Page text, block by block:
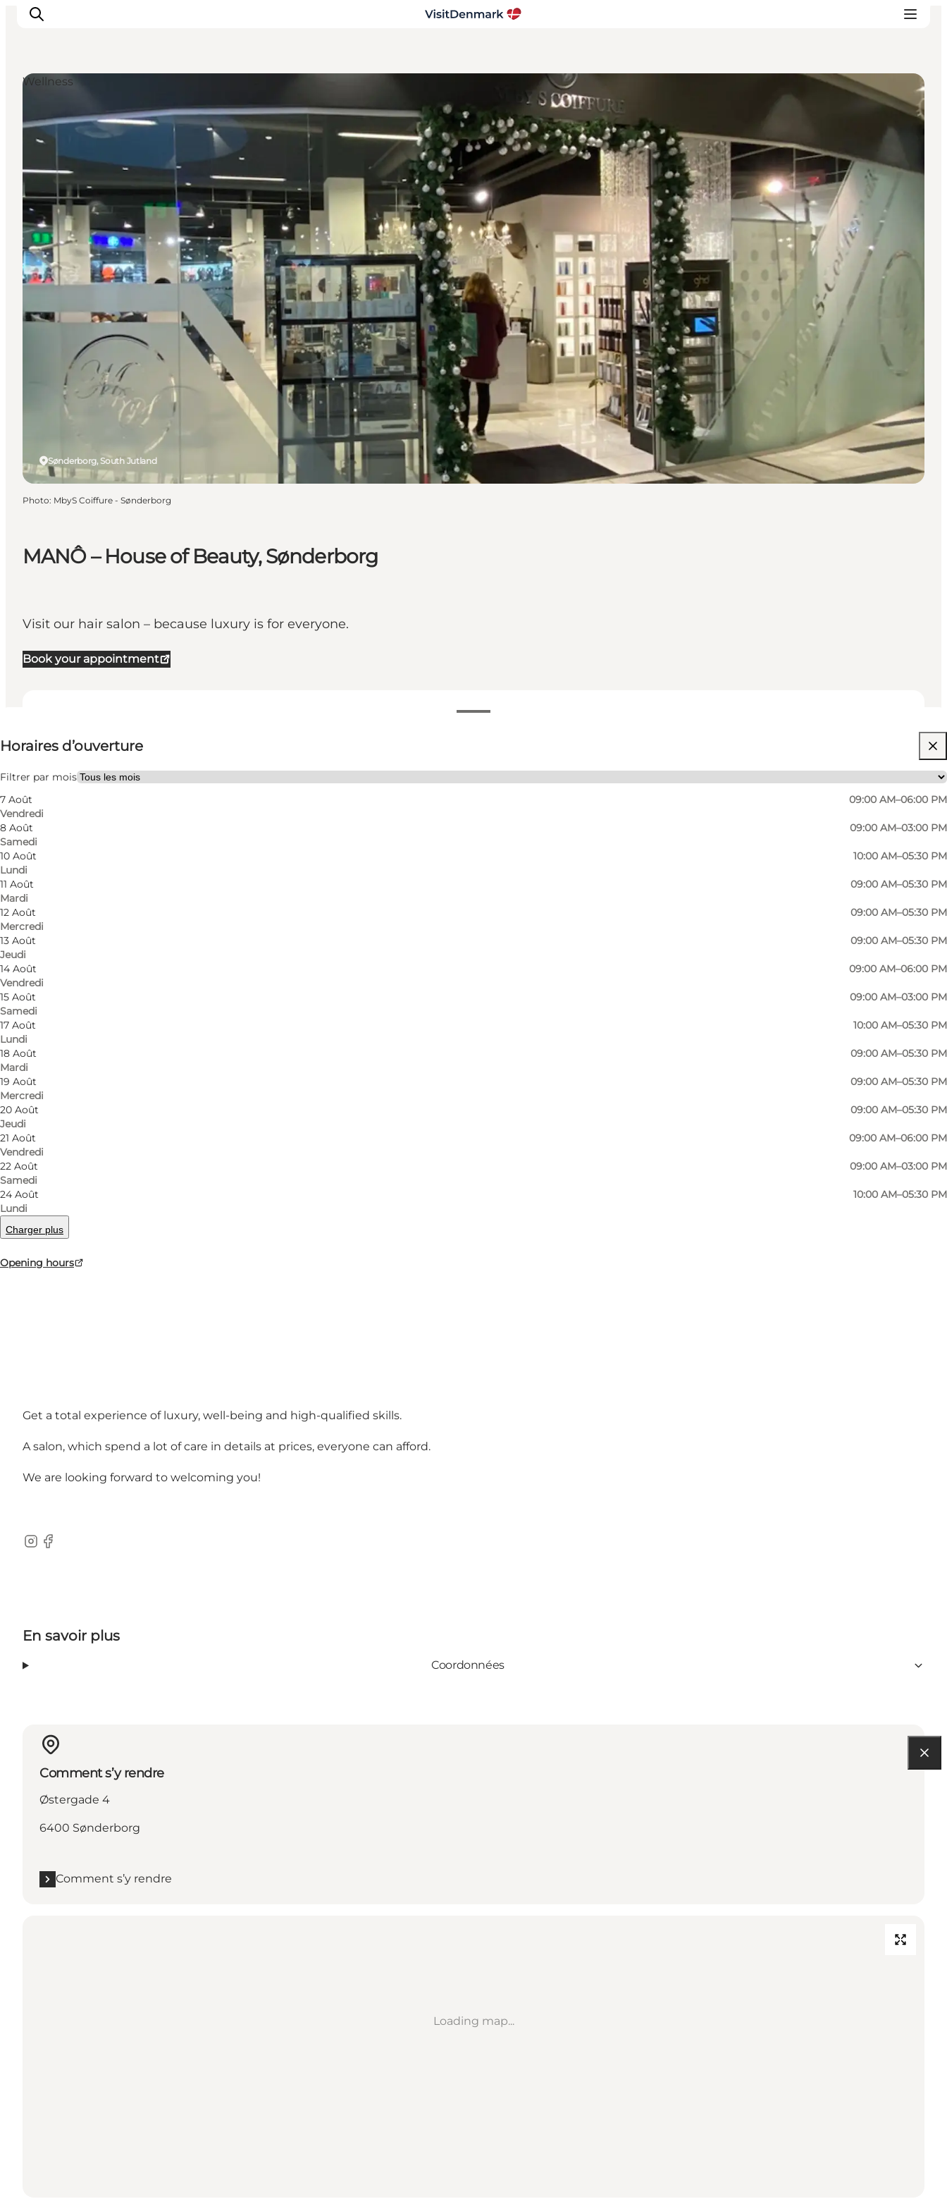
Inspirations
Destinations
Quoi faire
Hébergements
Planifiez votre voyage
MANÔ – House of Beauty, Sønderborg
Visit our hair salon – because luxury is for everyone.
Book your appointment
Horaires d’ouverture
Filtrer par mois
7 Août
Vendredi
09:00 AM–06:00 PM
8 Août
Samedi
09:00 AM–03:00 PM
10 Août
Lundi
10:00 AM–05:30 PM
11 Août
Mardi
09:00 AM–05:30 PM
12 Août
Mercredi
09:00 AM–05:30 PM
13 Août
Jeudi
09:00 AM–05:30 PM
14 Août
Vendredi
09:00 AM–06:00 PM
15 Août
Samedi
09:00 AM–03:00 PM
17 Août
Lundi
10:00 AM–05:30 PM
18 Août
Mardi
09:00 AM–05:30 PM
19 Août
Mercredi
09:00 AM–05:30 PM
20 Août
Jeudi
09:00 AM–05:30 PM
21 Août
Vendredi
09:00 AM–06:00 PM
22 Août
Samedi
09:00 AM–03:00 PM
24 Août
Lundi
10:00 AM–05:30 PM
Charger plus
Opening hours
Visiter le site web
Children, Friends, My partner, Myself
Sønderborg, South Jutland
Wellness
Photo: MbyS Coiffure - Sønderborg
Get a total experience of luxury, well-being and high-qualified skills.
A salon, which spend a lot of care in details at prices, everyone can afford.
We are looking forward to welcoming you!
instagram
facebook
En savoir plus
Coordonnées
Comment s’y rendre
Østergade 4
6400 Sønderborg
Comment s’y rendre
Loading map...